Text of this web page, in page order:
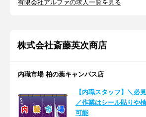
有限会社アルファの求人一覧を見る
株式会社斎藤英次商店
内職市場 柏の葉キャンパス店
【内職スタッフ】＼必
／作業はシール貼りや
可能